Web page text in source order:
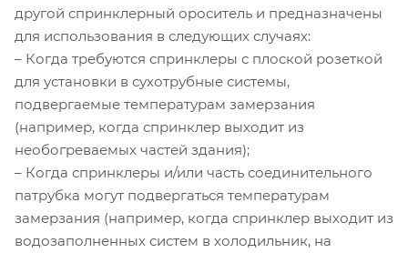
другой спринклерный ороситель и предназначены
для использования в следующих случаях:
– Когда требуются спринклеры с плоской розеткой
для установки в сухотрубные системы,
подвергаемые температурам замерзания
(например, когда спринклер выходит из
необогреваемых частей здания);
– Когда спринклеры и/или часть соединительного
патрубка могут подвергаться температурам
замерзания (например, когда спринклер выходит из
водозаполненных систем в холодильник, на